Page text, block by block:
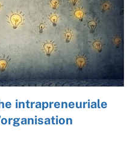
intrapreneuriale